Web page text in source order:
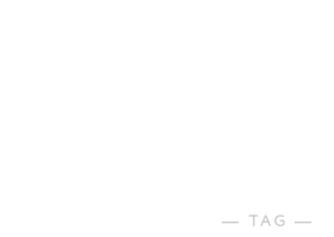
― TAG ―